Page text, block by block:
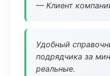
— Клиент
Удобный
подрядчика за
реальные.